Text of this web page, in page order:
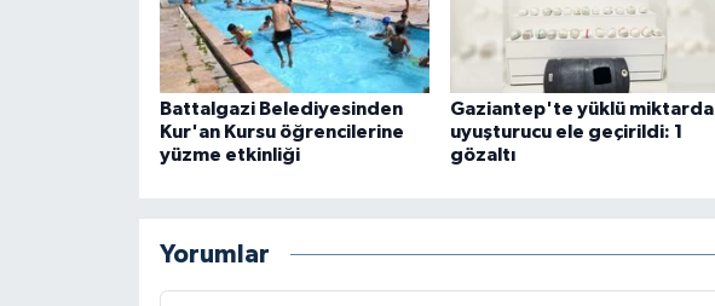
Battalgazi Belediyesinden
Kur'an Kursu öğrencilerine
yüzme etkinliği
Gaziantep'te yüklü miktarda
uyuşturucu ele geçirildi: 1
gözaltı
Yorumlar